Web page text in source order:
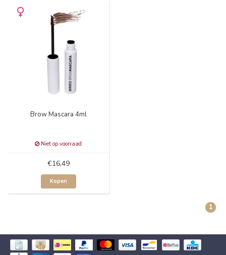
Brow Mascara 4ml
Niet op voorraad
€16,49
Kopen
1